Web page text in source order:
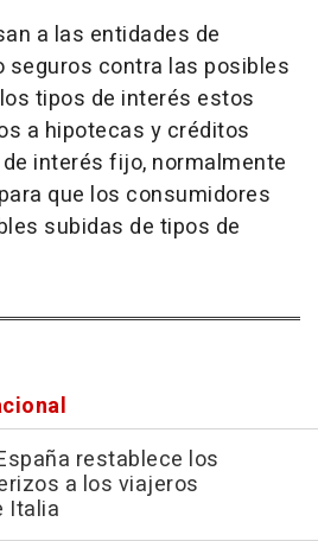
a las entidades de
contra las posibles
tipos de interés estos
a hipotecas y créditos
interés fijo, normalmente
que los consumidores
subidas de tipos de
restablece los
a los viajeros
Italia